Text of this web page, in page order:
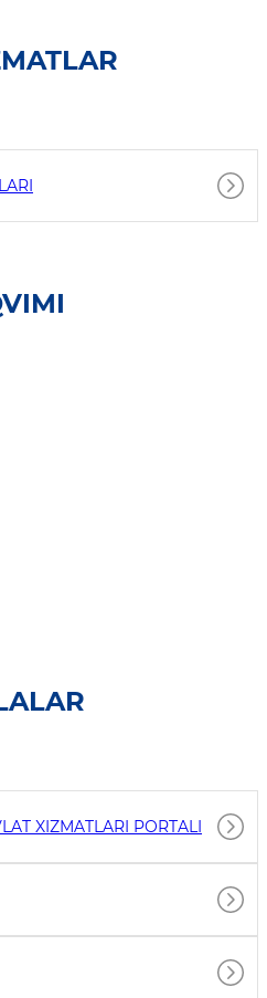
XIZMATLARI PORTALI